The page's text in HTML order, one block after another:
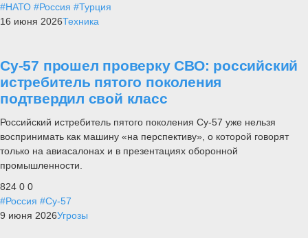
#НАТО #Россия #Турция
16 июня 2026Техника
Су-57 прошел проверку СВО: российский
истребитель пятого поколения
подтвердил свой класс
Российский истребитель пятого поколения Су-57 уже нельзя
воспринимать как машину «на перспективу», о которой говорят
только на авиасалонах и в презентациях оборонной
промышленности.
824 0 0
#Россия #Су-57
9 июня 2026Угрозы